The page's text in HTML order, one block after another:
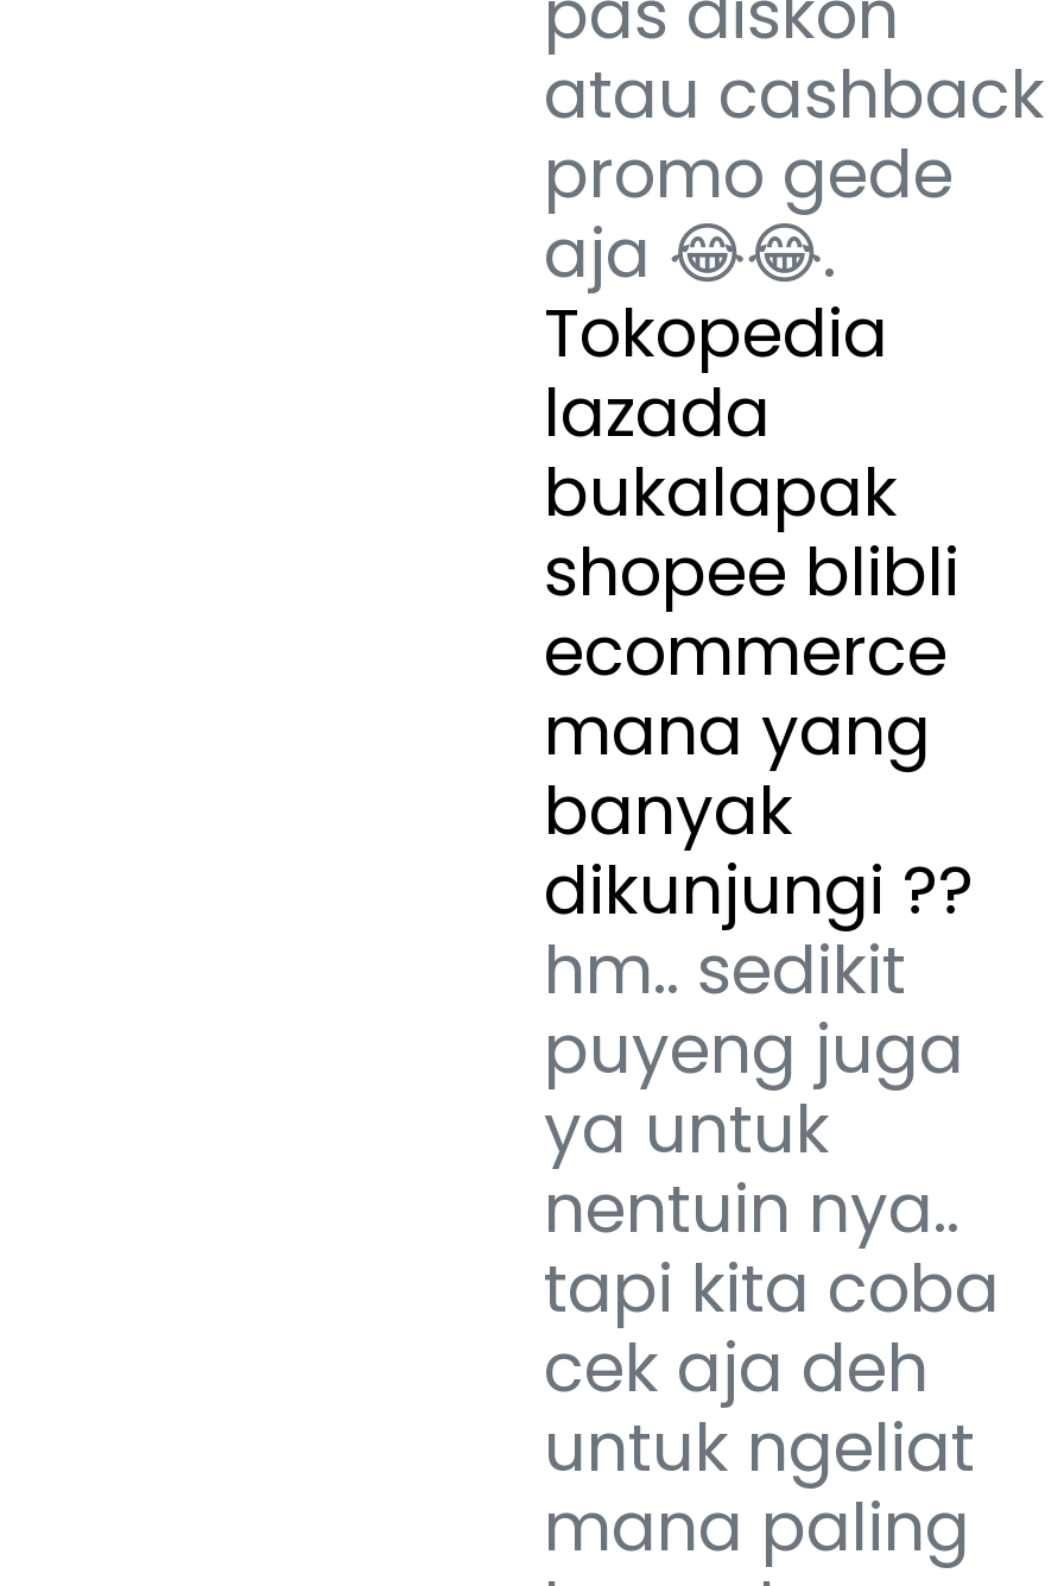
atau cashback
promo gede
aja 😂😂.
Tokopedia
lazada
bukalapak
shopee blibli
ecommerce
mana yang
banyak
dikunjungi ??
hm.. sedikit
puyeng juga
ya untuk
nentuin nya..
tapi kita coba
cek aja deh
untuk ngeliat
mana paling